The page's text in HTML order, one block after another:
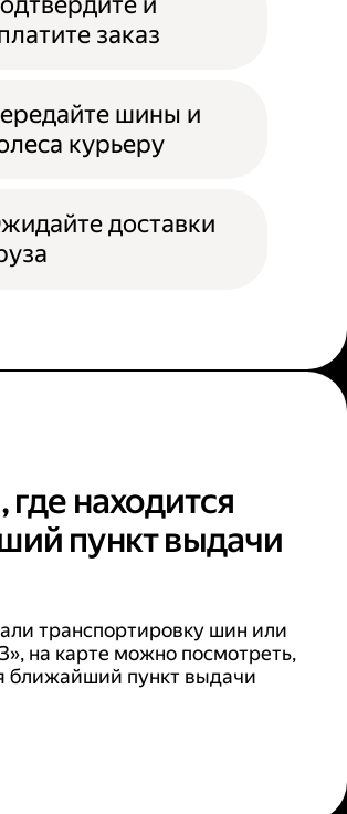
заказ
шины и
курьеру
доставки
где находится
пункт выдачи
транспортировку шин или
на карте можно посмотреть,
ближайший пункт выдачи